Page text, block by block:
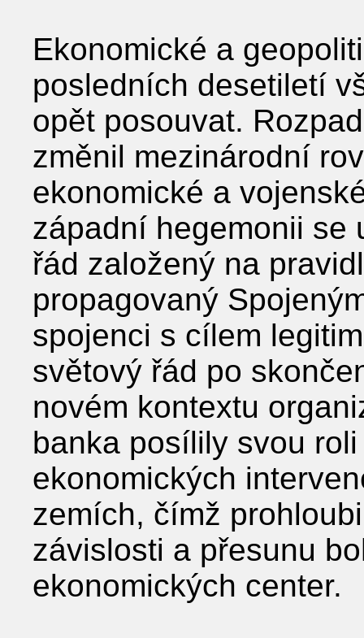
Ekonomické a
posledních desetiletí
opět posouvat.
změnil mezinárodní
ekonomické a
západní hegemonii se
řád založený na
propagovaný
spojenci s cílem
světový řád po
novém kontextu
banka posílily svou
ekonomických
zemích, čímž
závislosti a přesunu
ekonomických center.